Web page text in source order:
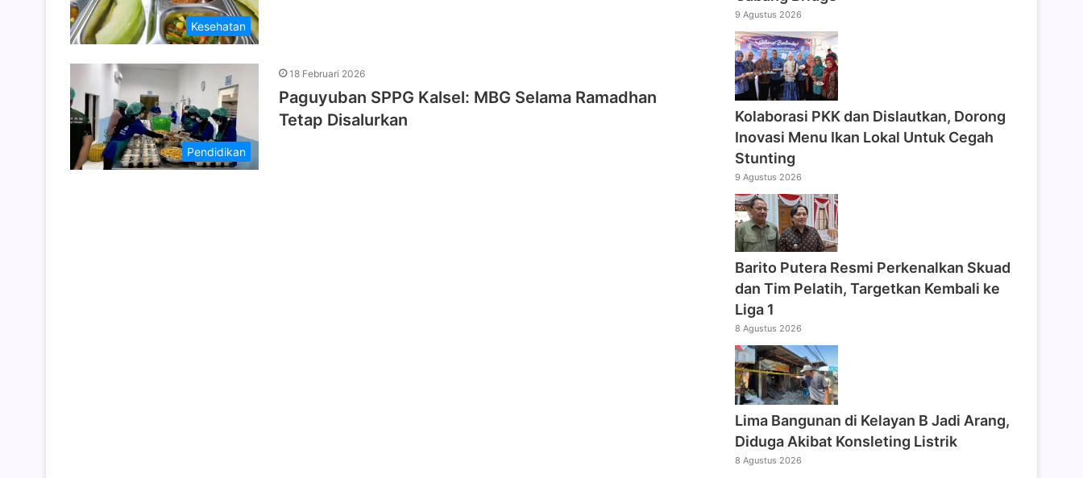
Kesehatan
Pendidikan
18 Februari 2026
Paguyuban SPPG Kalsel: MBG Selama Ramadhan
Tetap Disalurkan
9 Agustus 2026
Kolaborasi PKK dan Dislautkan, Dorong
Inovasi Menu Ikan Lokal Untuk Cegah
Stunting
9 Agustus 2026
Barito Putera Resmi Perkenalkan Skuad
dan Tim Pelatih, Targetkan Kembali ke
Liga 1
8 Agustus 2026
Lima Bangunan di Kelayan B Jadi Arang,
Diduga Akibat Konsleting Listrik
8 Agustus 2026